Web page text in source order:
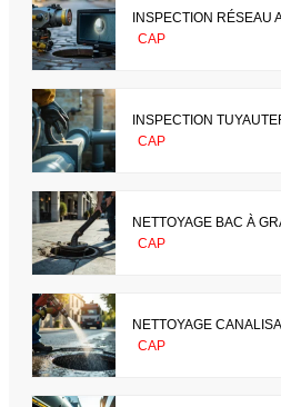
INSPECTION RÉSEAU
CAP
INSPECTION
CAP
NETTOYAGE BAC À
CAP
NETTOYAGE
CAP